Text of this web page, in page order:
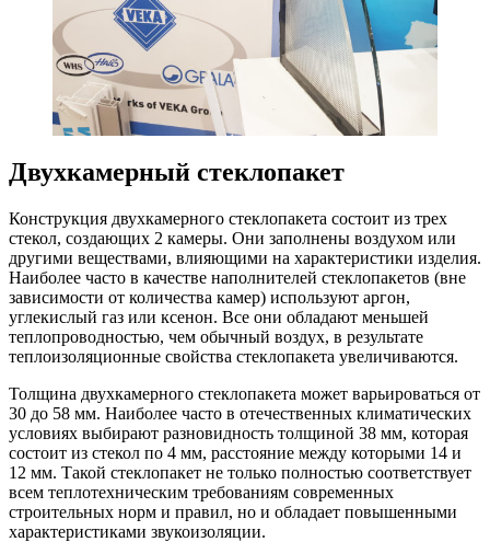
Двухкамерный стеклопакет
Конструкция двухкамерного стеклопакета состоит из трех
стекол, создающих 2 камеры. Они заполнены воздухом или
другими веществами, влияющими на характеристики изделия.
Наиболее часто в качестве наполнителей стеклопакетов (вне
зависимости от количества камер) используют аргон,
углекислый газ или ксенон. Все они обладают меньшей
теплопроводностью, чем обычный воздух, в результате
теплоизоляционные свойства стеклопакета увеличиваются.
Толщина двухкамерного стеклопакета может варьироваться от
30 до 58 мм. Наиболее часто в отечественных климатических
условиях выбирают разновидность толщиной 38 мм, которая
состоит из стекол по 4 мм, расстояние между которыми 14 и
12 мм. Такой стеклопакет не только полностью соответствует
всем теплотехническим требованиям современных
строительных норм и правил, но и обладает повышенными
характеристиками звукоизоляции.